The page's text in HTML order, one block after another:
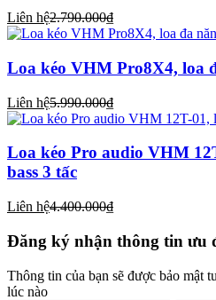
Liên hệ2.790.000₫
Loa kéo VHM Pro8X4, loa
Liên hệ5.990.000₫
Loa kéo Pro audio VHM
bass 3 tấc
Liên hệ4.400.000₫
Đăng ký nhận thông tin ưu
Thông tin của bạn sẽ được bảo mật
lúc nào